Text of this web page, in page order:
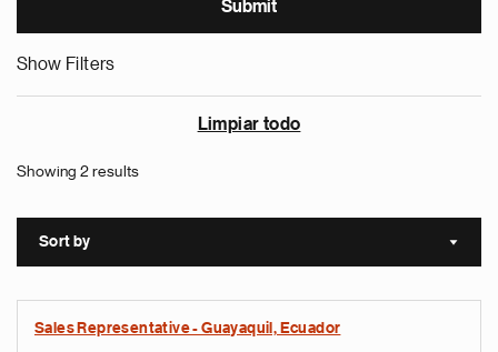
Show Filters
Limpiar todo
Showing 2 results
Sort by Sort
Sales Representative - Guayaquil, Ecuador